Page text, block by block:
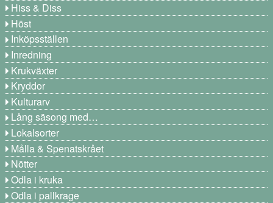
Hiss & Diss
Höst
Inköpsställen
Inredning
Krukväxter
Kryddor
Kulturarv
Lång säsong med…
Lokalsorter
Målla & Spenatskrået
Nötter
Odla i kruka
Odla i pallkrage